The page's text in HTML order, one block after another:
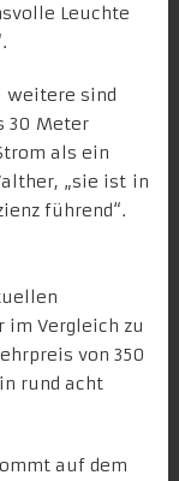
Leuchte
weitere sind
30 Meter
als ein
„sie ist in
führend“.
im Vergleich zu
von 350
rund acht
auf dem